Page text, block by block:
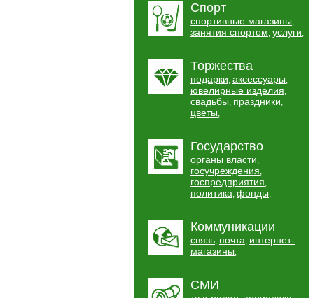
Спорт
спортивные магазины,
занятия спортом, услуги,
Торжества
подарки, аксессуары,
ювелирные изделия,
свадьбы, праздники,
цветы,
Государство
органы власти,
госучреждения,
госпредприятия,
политика, фонды,
Коммуникации
связь, почта, интернет-
магазины,
СМИ